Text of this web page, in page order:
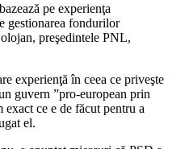
pe experienţa
gestionarea fondurilor
preşedintele PNL,
experienţă în ceea ce priveşte
guvern ”pro-european prin
ce e de făcut pentru a
el.